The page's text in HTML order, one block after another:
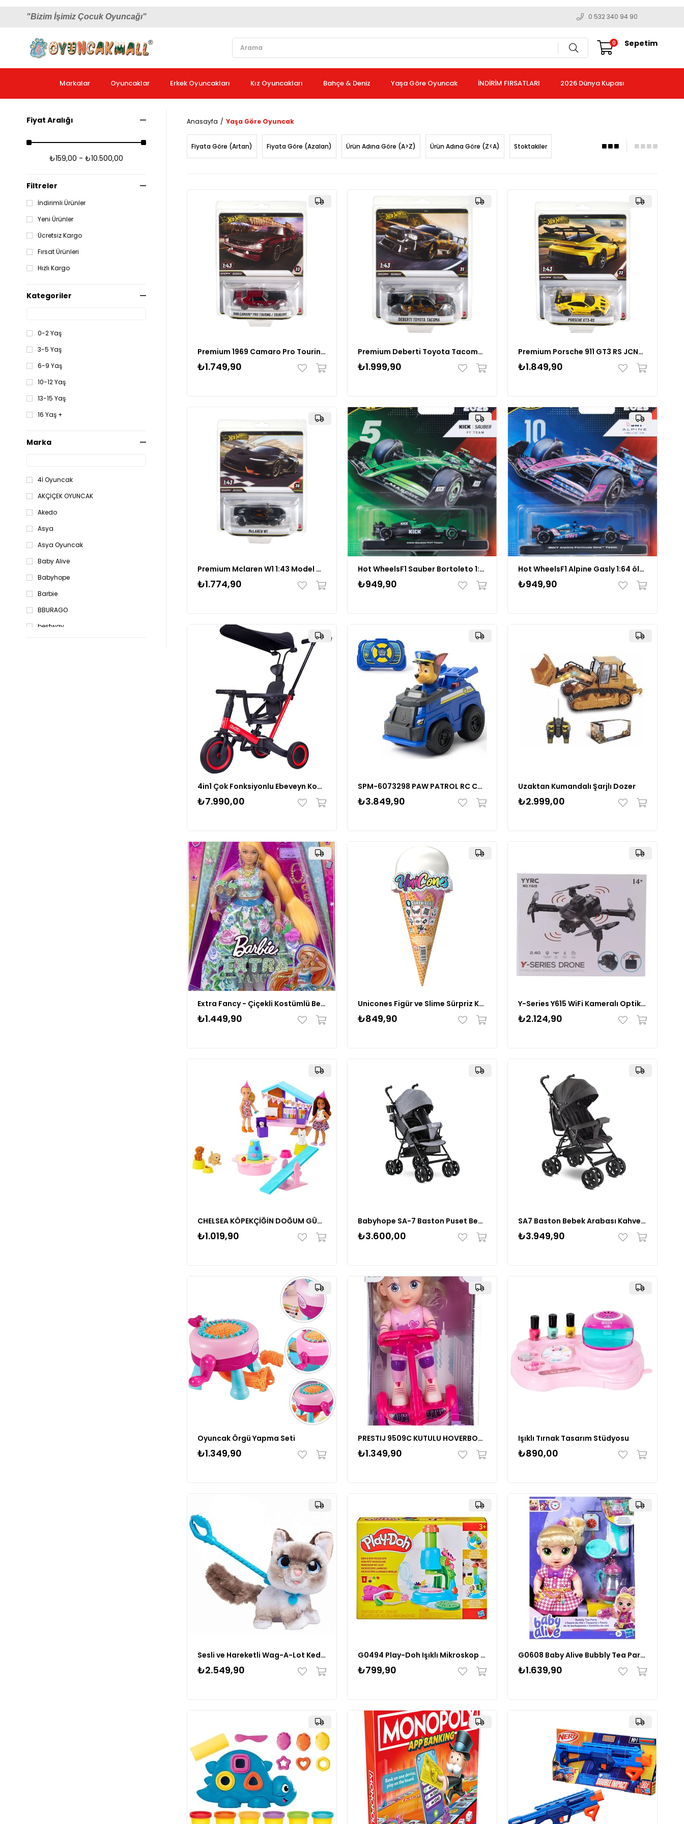
"Bizim İşimiz Çocuk Oyuncağı" 0 532 340 94 90
Sepetim
0
Markalar Oyuncaklar Erkek Oyuncakları Kız Oyuncakları Bahçe & Deniz Yaşa Göre Oyuncak İNDİRİM FIRSATLARI 2026 Dünya Kupası
Fiyat Aralığı
₺159,00 - ₺10.500,00
Filtreler
İndirimli Ürünler
Yeni Ürünler
Ücretsiz Kargo
Fırsat Ürünleri
Hızlı Kargo
Kategoriler
0-2 Yaş
3-5 Yaş
6-9 Yaş
10-12 Yaş
13-15 Yaş
16 Yaş +
Marka
4İ Oyuncak
AKÇİÇEK OYUNCAK
Akedo
Asya
Asya Oyuncak
Baby Alive
Babyhope
Barbie
BBURAGO
bestway
Anasayfa Yaşa Göre Oyuncak
Fiyata Göre (Artan) Fiyata Göre (Azalan) Ürün Adına Göre (A>Z) Ürün Adına Göre (Z<A) Stoktakiler
Premium 1969 Camaro Pro Touring / Tourisme 1:43 Model Araba - HMD41
₺1.749,90
Premium Deberti Toyota Tacoma 1:43 Model Araba - HMD41
₺1.999,90
Premium Porsche 911 GT3 RS JCN66
₺1.849,90
Premium Mclaren W1 1:43 Model Araba - HMD41
₺1.774,90
Hot WheelsF1 Sauber Bortoleto 1:64 ölçekli JKD89
₺949,90
Hot WheelsF1 Alpine Gasly 1:64 ölçekli JKD82
₺949,90
4in1 Çok Fonksiyonlu Ebeveyn Kontrollü Trikster Çocuk ve Bebek Bisikleti - Kırmızı
₺7.990,00
SPM-6073298 PAW PATROL RC CHASE
₺3.849,90
Uzaktan Kumandalı Şarjlı Dozer
₺2.999,00
Extra Fancy - Çiçekli Kostümlü Bebek, 3 yaş ve üzeri, HHN14
₺1.449,90
Unicones Figür ve Slime Sürpriz Külah S2
₺849,90
Y-Series Y615 WiFi Kameralı Optik Flow Sabitlemeli Drone – HD Kamera
₺2.124,90
CHELSEA KÖPEKÇİĞİN DOĞUM GÜNÜ OYUN SETİ
₺1.019,90
Babyhope SA-7 Baston Puset Bebek Arabası - Kırçıllı Gri
₺3.600,00
SA7 Baston Bebek Arabası Kahve – Hafif ve Katlanabilir Bebek Puseti
₺3.949,90
Oyuncak Örgü Yapma Seti
₺1.349,90
PRESTIJ 9509C KUTULU HOVERBOARD LI BEBEK TUTMALI
₺1.349,90
Işıklı Tırnak Tasarım Stüdyosu
₺890,00
Sesli ve Hareketli Wag-A-Lot Kedi Peluş FUR00000
₺2.549,90
G0494 Play-Doh Işıklı Mikroskop Oyun Seti +3 yaş
₺799,90
G0608 Baby Alive Bubbly Tea Party - Fokurdayan Çay Partisi Lala +3 yaş
₺1.639,90